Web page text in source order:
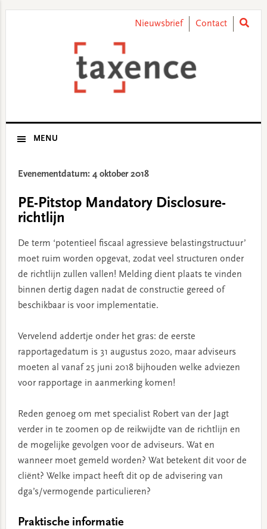
Nieuwsbrief Contact
MENU
Evenementdatum: 4 oktober 2018
PE-Pitstop Mandatory Disclosure-
richtlijn
De term ‘potentieel fiscaal agressieve belastingstructuur’
moet ruim worden opgevat, zodat veel structuren onder
de richtlijn zullen vallen! Melding dient plaats te vinden
binnen dertig dagen nadat de constructie gereed of
beschikbaar is voor implementatie.
Vervelend addertje onder het gras: de eerste
rapportagedatum is 31 augustus 2020, maar adviseurs
moeten al vanaf 25 juni 2018 bijhouden welke adviezen
voor rapportage in aanmerking komen!
Reden genoeg om met specialist Robert van der Jagt
verder in te zoomen op de reikwijdte van de richtlijn en
de mogelijke gevolgen voor de adviseurs. Wat en
wanneer moet gemeld worden? Wat betekent dit voor de
cliënt? Welke impact heeft dit op de advisering van
dga’s/vermogende particulieren?
Praktische informatie